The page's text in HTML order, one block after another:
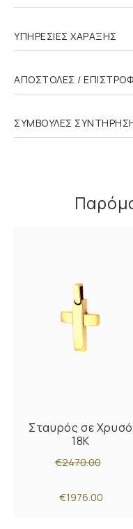
ΥΠΗΡΕΣΙΕΣ ΧΑΡΑΞΗΣ
ΑΠΟΣΤΟΛΕΣ /
ΣΥΜΒΟΥΛΕΣ
Σταυρός σε Χρυσό
18K
€2470.00
€1976.00